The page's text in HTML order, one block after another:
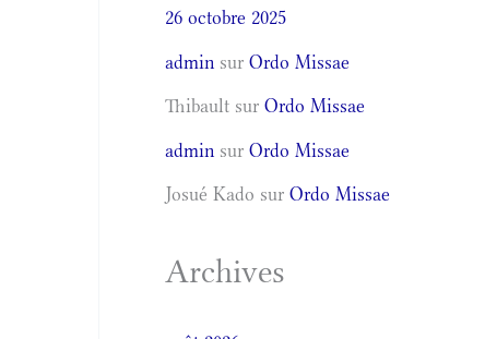
26 octobre 2025
admin surOrdo Missae
Thibault surOrdo Missae
admin surOrdo Missae
Josué Kado surOrdo Missae
Archives